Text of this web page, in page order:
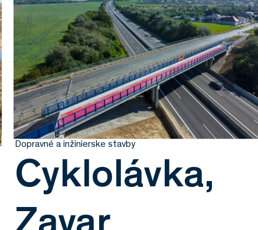
Dopravné a inžinierske stavby
Cyklolávka,